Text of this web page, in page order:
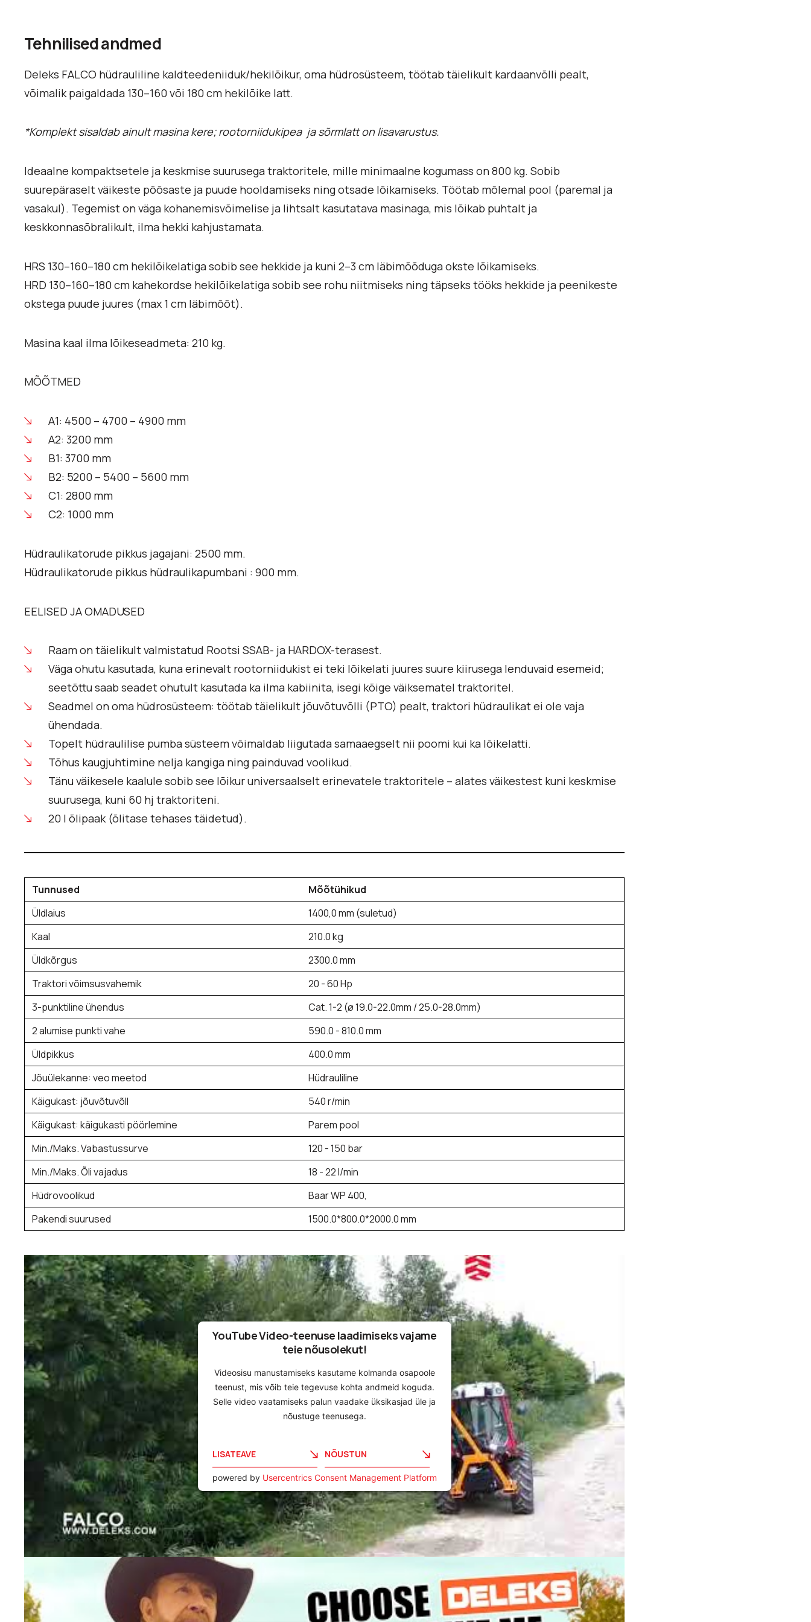
Tehnilised andmed
Deleks FALCO hüdrauliline kaldteedeniiduk/hekilõikur, oma hüdrosüsteem, töötab täielikult kardaanvõlli pealt,
võimalik paigaldada 130–160 või 180 cm hekilõike latt.
*Komplekt sisaldab ainult masina kere; rootorniidukipea ja sõrmlatt on lisavarustus.
Ideaalne kompaktsetele ja keskmise suurusega traktoritele, mille minimaalne kogumass on 800 kg. Sobib
suurepäraselt väikeste põõsaste ja puude hooldamiseks ning otsade lõikamiseks. Töötab mõlemal pool (paremal ja
vasakul). Tegemist on väga kohanemisvõimelise ja lihtsalt kasutatava masinaga, mis lõikab puhtalt ja
keskkonnasõbralikult, ilma hekki kahjustamata.
HRS 130–160–180 cm hekilõikelatiga sobib see hekkide ja kuni 2–3 cm läbimõõduga okste lõikamiseks.
HRD 130–160–180 cm kahekordse hekilõikelatiga sobib see rohu niitmiseks ning täpseks tööks hekkide ja peenikeste
okstega puude juures (max 1 cm läbimõõt).
Masina kaal ilma lõikeseadmeta: 210 kg.
MÕÕTMED
A1: 4500 – 4700 – 4900 mm
A2: 3200 mm
B1: 3700 mm
B2: 5200 – 5400 – 5600 mm
C1: 2800 mm
C2: 1000 mm
Hüdraulikatorude pikkus jagajani: 2500 mm.
Hüdraulikatorude pikkus hüdraulikapumbani : 900 mm.
EELISED JA OMADUSED
Raam on täielikult valmistatud Rootsi SSAB- ja HARDOX-terasest.
Väga ohutu kasutada, kuna erinevalt rootorniidukist ei teki lõikelati juures suure kiirusega lenduvaid esemeid;
seetõttu saab seadet ohutult kasutada ka ilma kabiinita, isegi kõige väiksematel traktoritel.
Seadmel on oma hüdrosüsteem: töötab täielikult jõuvõtuvõlli (PTO) pealt, traktori hüdraulikat ei ole vaja
ühendada.
Topelt hüdraulilise pumba süsteem võimaldab liigutada samaaegselt nii poomi kui ka lõikelatti.
Tõhus kaugjuhtimine nelja kangiga ning painduvad voolikud.
Tänu väikesele kaalule sobib see lõikur universaalselt erinevatele traktoritele – alates väikestest kuni keskmise
suurusega, kuni 60 hj traktoriteni.
20 l õlipaak (õlitase tehases täidetud).
Tunnused
Mõõtühikud
Üldlaius
1400,0 mm (suletud)
Kaal
210.0 kg
Üldkõrgus
2300.0 mm
Traktori võimsusvahemik
20 - 60 Hp
3-punktiline ühendus
Cat. 1-2 (ø 19.0-22.0mm / 25.0-28.0mm)
2 alumise punkti vahe
590.0 - 810.0 mm
Üldpikkus
400.0 mm
Jõuülekanne: veo meetod
Hüdrauliline
Käigukast: jõuvõtuvõll
540 r/min
Käigukast: käigukasti pöörlemine
Parem pool
Min./Maks. Vabastussurve
120 - 150 bar
Min./Maks. Õli vajadus
18 - 22 l/min
Hüdrovoolikud
Baar WP 400,
Pakendi suurused
1500.0*800.0*2000.0 mm
YouTube Video-teenuse laadimiseks vajame
teie nõusolekut!
Videosisu manustamiseks kasutame kolmanda osapoole
teenust, mis võib teie tegevuse kohta andmeid koguda.
Selle video vaatamiseks palun vaadake üksikasjad üle ja
nõustuge teenusega.
LISATEAVE NÕUSTUN
powered by Usercentrics Consent Management Platform